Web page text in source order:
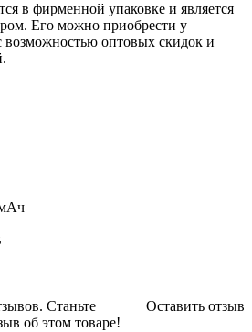
в фирменной упаковке и является
Его можно приобрести у
оптовых скидок и
Оставить отзыв
Станьте
об этом товаре!